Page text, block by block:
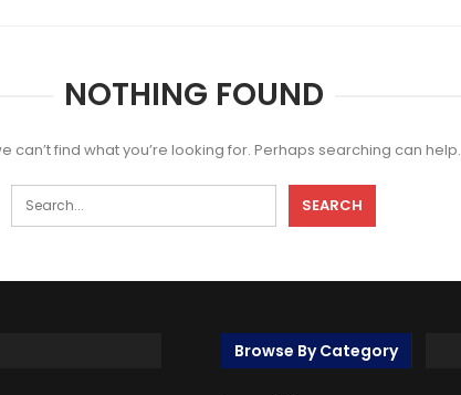
NOTHING FOUND
can’t find what you’re looking for. Perhaps searching can help.
Browse By Category